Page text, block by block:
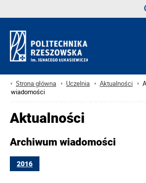
Strona główna Uczelnia Aktualności
wiadomości
Aktualności
Archiwum wiadomości
2016